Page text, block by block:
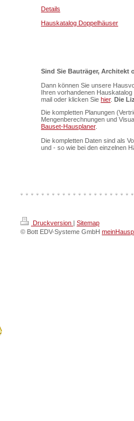
Details
Hauskatalog Doppelhäuser
Sind Sie Bauträger, Architekt
Dann können Sie unsere
Ihren vorhandenen
mail oder klicken Sie hier. Die
Die kompletten Planungen
Mengenberechnungen und
Bauset-Hausplaner.
Die kompletten Daten sind als
und - so wie bei den einzelnen
Druckversion | Sitemap
© Bott EDV-Systeme GmbH